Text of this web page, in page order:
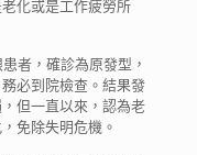
化或是工作疲勞所
者，確診為原發型，
必到院檢查。結果發
但一直以來，認為老
免除失明危機。